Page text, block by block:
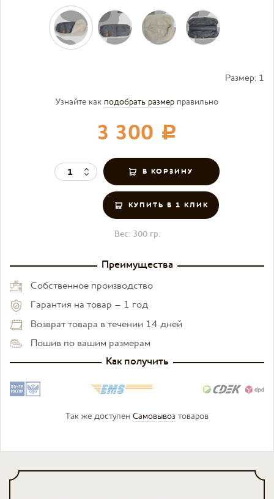
Узнайте как подобрать размер правильно
3 300 c
КУПИТЬ В 1 КЛИК
Размер: 1
Вес: 300 гр.
Преимущества
Собственное производство
Гарантия на товар – 1 год
Возврат товара в течении 14 дней
Пошив по вашим размерам
Как получить
Так же доступен Самовывоз товаров